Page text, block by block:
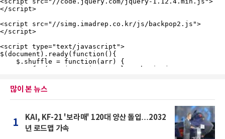
많이 본 뉴스
1
KAI, KF-21 '보라매' 120대 양산 돌입…2032
년 로드맵 가속